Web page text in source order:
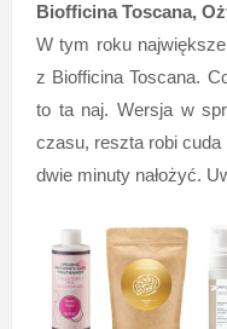
Biofficina Toscana,
W tym roku
z Biofficina Toscana.
to ta naj. Wersja w
czasu, reszta robi cuda
dwie minuty nałożyć.